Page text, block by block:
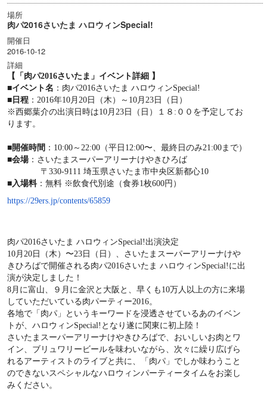
場所
肉パ2016さいたま ハロウィンSpecial!
開催日
2016-10-12
詳細
【「肉パ2016さいたま」イベント詳細 】
■イベント名 ：肉パ2016さいたま ハロウィンSpecial!
■日程 ： 2016年10 月 20 日（木）～ 10 月 23 日（日）
※西郷葉介の出演日時は10月23日（日）１８:００を予定してお
ります。
■開催時間 ： 10:00 ～ 22:00 （平日 12:00〜、最終日のみ21:00 まで）
■会場：さいたまスーパーアリーナけやきひろば
〒 330-9111 埼玉県さいたま市中央区新都心10
■入場料：無料 ※飲食代別途（食券1 枚600円）
https://29ers.jp/contents/65859
肉パ2016さいたま ハロウィンSpecial!出演決定
10月20日（木）〜23日（日）、さいたまスーパーアリーナけや
きひろばで開催される肉パ2016さいたま ハロウィンSpecial!に出
演が決定しました！
8 月に富山、９月に金沢と大阪と、早くも 10万人以上の方に来場
していただいている肉パーティー2016。
各地で「肉パ」というキーワードを浸透させているあのイベン
トが、ハロウィンSpecial!となり遂に関東に初上陸！
さいたまスーパーアリーナけやきひろばで、おいしいお肉とワ
イン、ブリュワリービールを味わいながら、次々に繰り広げら
れるアーティストのライブと共に、「肉パ」でしか味わうこと
のできないスペシャルなハロウィンパーティータイムをお楽し
みください。